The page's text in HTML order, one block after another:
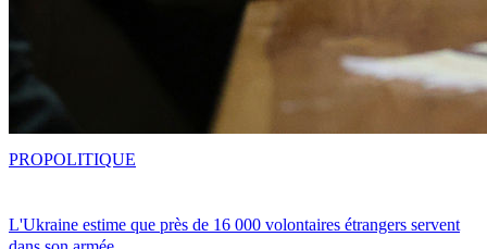
L'Ukraine estime que près de 16 000 volontaires étrangers servent
PROPOLITIQUE